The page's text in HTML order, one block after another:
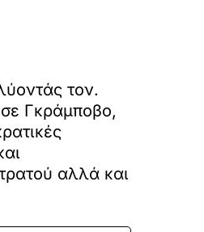
τον.
Γκράμποβο,
αλλά και